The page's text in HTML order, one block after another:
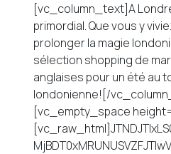
[vc_column_text]A
primordial. Que vous y
prolonger la magie
sélection shopping de
anglaises pour un été au
londonienne![/
[vc_empty_space